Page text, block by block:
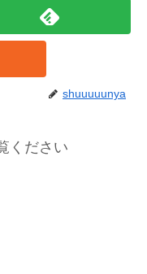
shuuuuunya
ください